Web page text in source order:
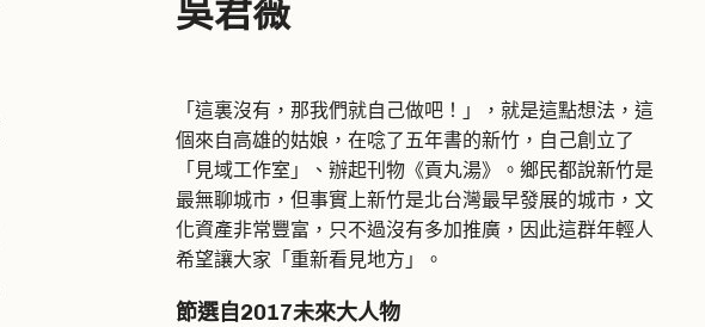
吳君薇
「這裏沒有，那我們就自己做吧！」，就是這點想法，這
個來自高雄的姑娘，在唸了五年書的新竹，自己創立了
「見域工作室」、辦起刊物《貢丸湯》。鄉民都說新竹是
最無聊城市，但事實上新竹是北台灣最早發展的城市，文
化資產非常豐富，只不過沒有多加推廣，因此這群年輕人
希望讓大家「重新看見地方」。
節選自2017未來大人物